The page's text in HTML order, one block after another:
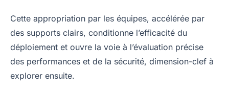
Cette appropriation par les équipes, accélérée par
des supports clairs, conditionne l’efficacité du
déploiement et ouvre la voie à l’évaluation précise
des performances et de la sécurité, dimension-clef à
explorer ensuite.